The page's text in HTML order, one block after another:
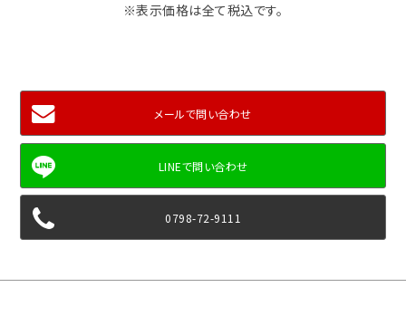
※表示価格は全て税込です。
メールで問い合わせ
0798-72-9111